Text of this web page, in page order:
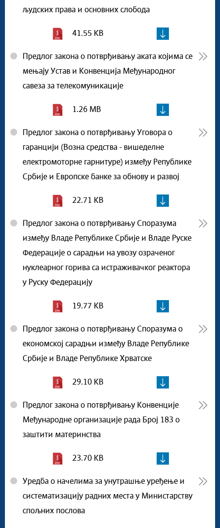
људских права и основних слобода
41.55 KB
Предлог закона о потврђивању аката којима се
мењају Устав и Конвенција Међународног
савеза за телекомуникације
1.26 MB
Предлог закона о потврђивању Уговора о
гаранцији (Возна средства - вишеделне
електромоторне гарнитуре) између Републике
Србије и Европске банке за обнову и развој
22.71 KB
Предлог закона о потврђивању Споразума
између Владе Републике Србије и Владе Руске
Федерације о сарадњи на увозу озраченог
нуклеарног горива са истраживачког реактора
у Руску Федерацију
19.77 KB
Предлог закона о потврђивању Споразума о
економској сарадњи између Владе Републике
Србије и Владе Републике Хрватске
29.10 KB
Предлог закона о потврђивању Конвенције
Међународне организације рада Број 183 о
заштити материнства
23.70 KB
Уредба о начелима за унутрашње уређење и
систематизацију радних места у Министарству
спољних послова